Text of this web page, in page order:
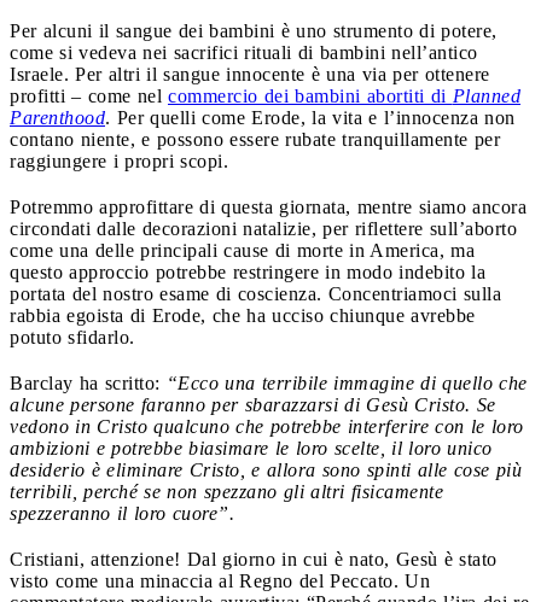
Per alcuni il sangue dei bambini è uno strumento di potere,
come si vedeva nei sacrifici rituali di bambini nell’antico
Israele. Per altri il sangue innocente è una via per ottenere
profitti – come nel commercio dei bambini abortiti di Planned
Parenthood. Per quelli come Erode, la vita e l’innocenza non
contano niente, e possono essere rubate tranquillamente per
raggiungere i propri scopi.
Potremmo approfittare di questa giornata, mentre siamo ancora
circondati dalle decorazioni natalizie, per riflettere sull’aborto
come una delle principali cause di morte in America, ma
questo approccio potrebbe restringere in modo indebito la
portata del nostro esame di coscienza. Concentriamoci sulla
rabbia egoista di Erode, che ha ucciso chiunque avrebbe
potuto sfidarlo.
Barclay ha scritto: “Ecco una terribile immagine di quello che
alcune persone faranno per sbarazzarsi di Gesù Cristo. Se
vedono in Cristo qualcuno che potrebbe interferire con le loro
ambizioni e potrebbe biasimare le loro scelte, il loro unico
desiderio è eliminare Cristo, e allora sono spinti alle cose più
terribili, perché se non spezzano gli altri fisicamente
spezzeranno il loro cuore”.
Cristiani, attenzione! Dal giorno in cui è nato, Gesù è stato
visto come una minaccia al Regno del Peccato. Un